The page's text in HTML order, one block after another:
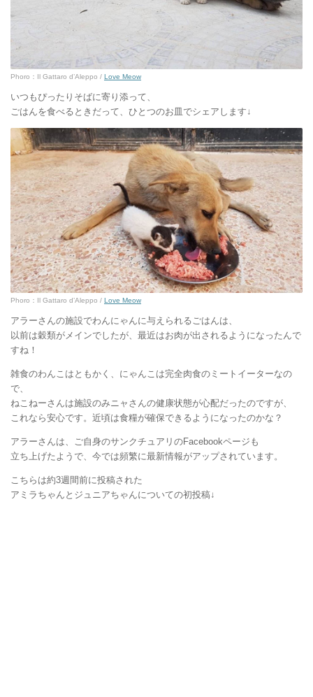
Phoro：Il Gattaro d’Aleppo / Love Meow
いつもぴったりそばに寄り添って、
ごはんを食べるときだって、ひとつのお皿でシェアします↓
Phoro：Il Gattaro d’Aleppo / Love Meow
アラーさんの施設でわんにゃんに与えられるごはんは、
以前は穀類がメインでしたが、最近はお肉が出されるようになったんで
すね！
雑食のわんこはともかく、にゃんこは完全肉食のミートイーターなの
で、
ねこねーさんは施設のみニャさんの健康状態が心配だったのですが、
これなら安心です。近頃は食糧が確保できるようになったのかな？
アラーさんは、ご自身のサンクチュアリのFacebookページも
立ち上げたようで、今では頻繁に最新情報がアップされています。
こちらは約3週間前に投稿された
アミラちゃんとジュニアちゃんについての初投稿↓